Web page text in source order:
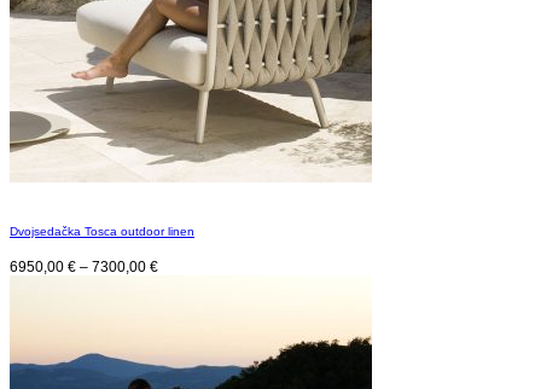
Dvojsedačka Tosca outdoor linen
6950,00 € – 7300,00 €